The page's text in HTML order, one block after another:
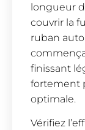
longueur
couvrir la
ruban
finissant
fortement
optimale.
Vérifiez